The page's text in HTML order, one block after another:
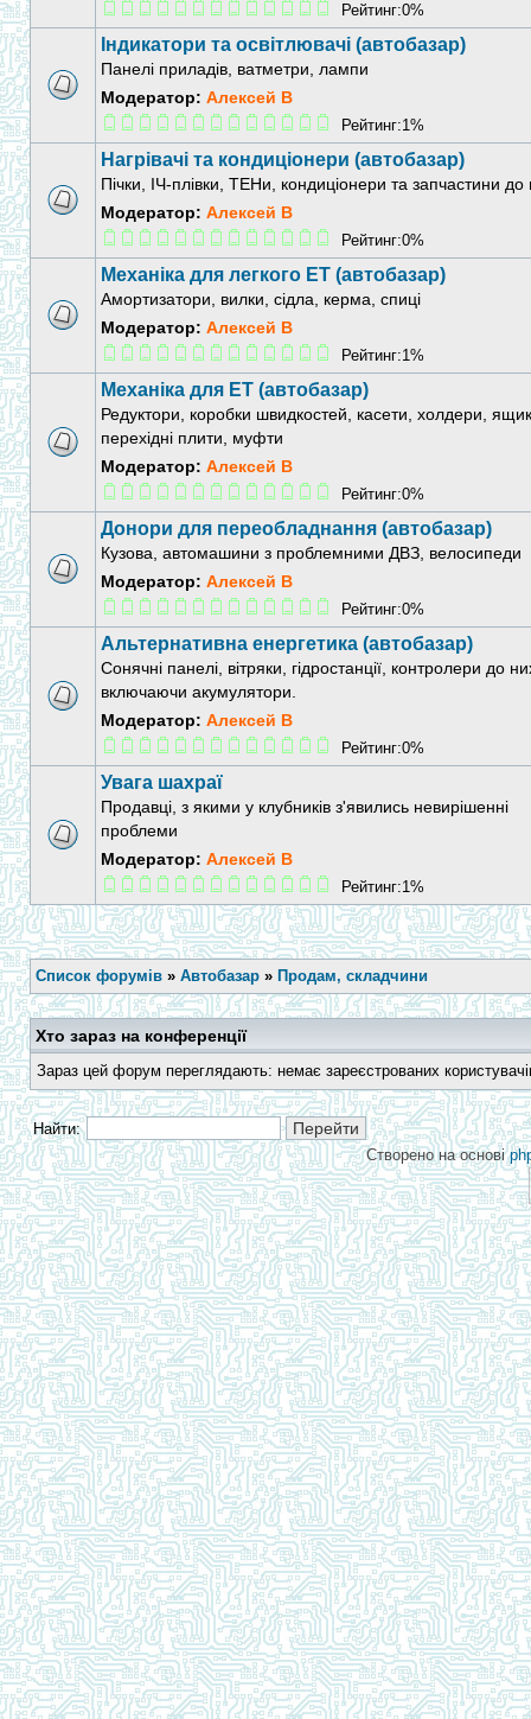
Рейтинг:0%
Індикатори та освітлювачі (автобазар)
Панелі приладів, ватметри, лампи
Модератор: Алексей В
Рейтинг:1%
Нагрівачі та кондиціонери (автобазар)
Пічки, ІЧ-плівки, ТЕНи, кондиціонери та запчастини до
Модератор: Алексей В
Рейтинг:0%
Механіка для легкого ЕТ (автобазар)
Амортизатори, вилки, сідла, керма, спиці
Модератор: Алексей В
Рейтинг:1%
Механіка для ЕТ (автобазар)
Редуктори, коробки швидкостей, касети, холдери,
перехідні плити, муфти
Модератор: Алексей В
Рейтинг:0%
Донори для переобладнання (автобазар)
Кузова, автомашини з проблемними ДВЗ, велосипеди
Модератор: Алексей В
Рейтинг:0%
Альтернативна енергетика (автобазар)
Сонячні панелі, вітряки, гідростанції, контролери до
включаючи акумулятори.
Модератор: Алексей В
Рейтинг:0%
Увага шахраї
Продавці, з якими у клубників з'явились невирішенні
проблеми
Модератор: Алексей В
Рейтинг:1%
Список форумів » Автобазар » Продам, складчини
Хто зараз на конференції
Зараз цей форум переглядають: немає зареєстрованих
Найти:
Створено на основі